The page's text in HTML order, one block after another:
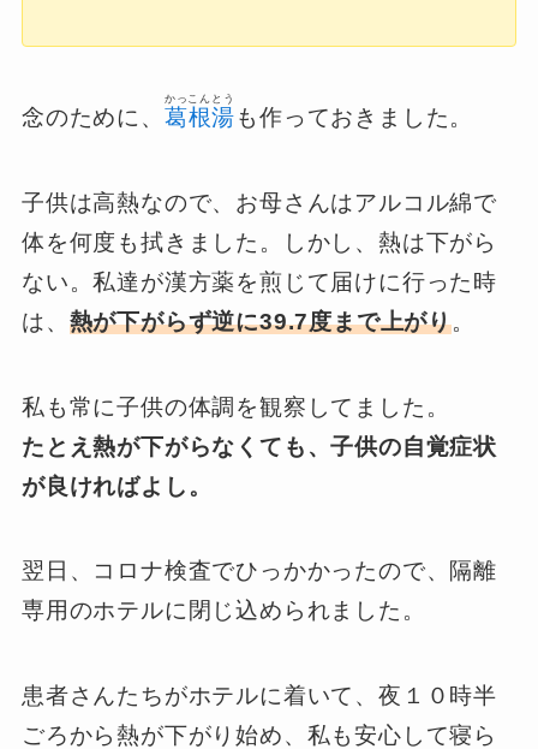
念のために、 葛根湯
かっこんとう
も作っておきました。
子供は高熱なので、お母さんはアルコル綿で
体を何度も拭きました。しかし、熱は下がら
ない。私達が漢方薬を煎じて届けに行った時
は、 熱が下がらず逆に39.7度まで上がり。
私も常に子供の体調を観察してました。
たとえ熱が下がらなくても、子供の自覚症状
が良ければよし。
翌日、コロナ検査でひっかかったので、隔離
専用のホテルに閉じ込められました。
患者さんたちがホテルに着いて、夜１０時半
ごろから熱が下がり始め、私も安心して寝ら